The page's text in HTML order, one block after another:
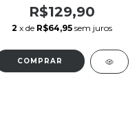
R$129,90
2 x de R$64,95 sem juros